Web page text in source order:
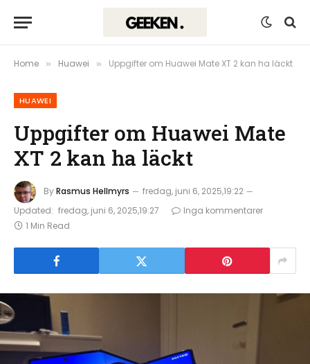
Home » Huawei » Uppgifter om Huawei Mate XT 2 kan ha läckt
HUAWEI
Uppgifter om Huawei Mate
XT 2 kan ha läckt
ByRasmus Hellmyrs
fredag, juni 6, 2025,19:22
Updated: fredag, juni 6, 2025,19:27
Inga kommentarer
1 Min Read